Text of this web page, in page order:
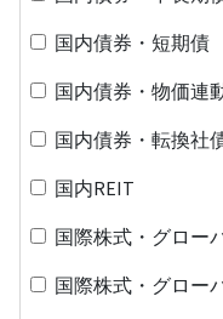
国内債券・短期債
国内債券・物価連
国内債券・転換社
国内REIT
国際株式・グロー
国際株式・グロー